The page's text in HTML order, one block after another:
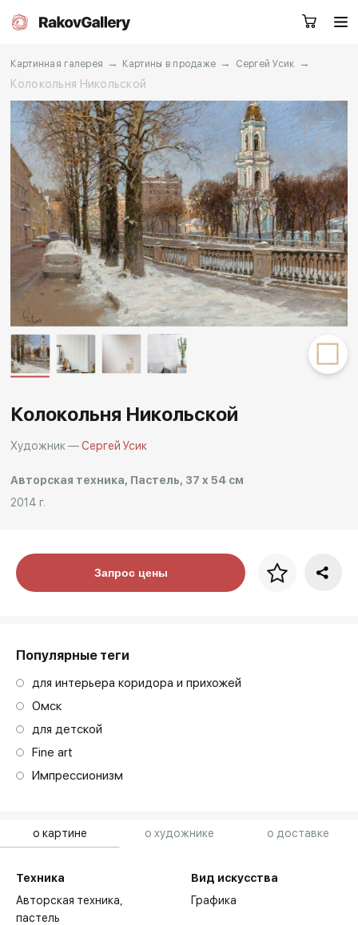
Екатеринбург
RU EN CN
Каталог Художники
О нас Услуги
События Контакты
Другие проекты
baget
special
Заказать звонок
Картинная галерея → Картины в продаже → Сергей Усик
→
Колокольня Никольской
о картине о художнике о доставке
Техника
Авторская техника,
пастель
Вид искусства
Графика
Колокольня Никольской
Художник —Сергей Усик
Авторская техника, Пастель, 37 x 54 см
2014 г.
Цена за багетЗапрос цены
Популярные теги
для интерьера коридора и прихожей
Омск
для детской
Fine art
Импрессионизм